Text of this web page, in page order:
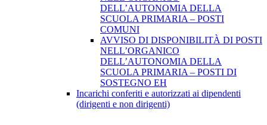
DELL’AUTONOMIA DELLA
SCUOLA PRIMARIA – POSTI
COMUNI
AVVISO DI DISPONIBILITÀ DI POSTI
NELL’ORGANICO
DELL’AUTONOMIA DELLA
SCUOLA PRIMARIA – POSTI DI
SOSTEGNO EH
Incarichi conferiti e autorizzati ai dipendenti
(dirigenti e non dirigenti)